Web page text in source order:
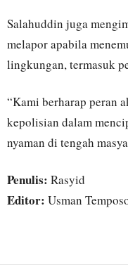
Salahuddin juga
melapor apabila
lingkungan, termasuk
“Kami berharap peran
kepolisian dalam
nyaman di tengah
Penulis: Rasyid
Editor: Usman